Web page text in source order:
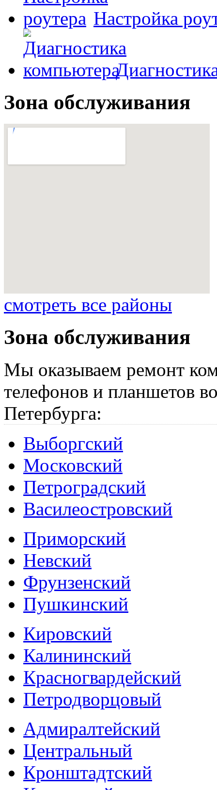
Настройка
Зона обслуживания
смотреть все районы
Зона обслуживания
Мы оказываем ремонт
телефонов и планшетов
Петербурга:
Выборгский
Московский
Петроградский
Василеостровский
Приморский
Невский
Фрунзенский
Пушкинский
Кировский
Калининский
Красногвардейский
Петродворцовый
Адмиралтейский
Центральный
Кронштадтский